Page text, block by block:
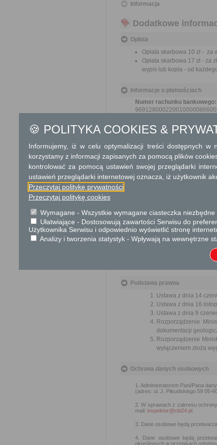
Informacja
Dodatkowe
Opłata
Opłata skarbowa 10 zł -
Opłata skarbowa 17 zł -
wypis lub kopia - od
Informacje o płatnościach
Numer rachunku bankowego:
Powiat Grójecki
Tryb odwoławczy
Odwołanie wnosi się do
za pośrednictwem organu,
jego nadania w polskiej
Przedmiotem skargi może
ich pracowników, naruszenie
spraw.
Przedmiotem wniosku
usprawnienie pracy i
Organ właściwy dla
Podstawa prawna
Ustawa z dnia 14
Ustawa z dnia 16
Ustawa z dnia 9
Rozporządzenie
dokumentacji
Rozporządzenie
wyłączeniem złoża
Ochrona danych osobowych
1. Administratorem Pani/Pana
(adres: ul. J. Piłsudskiego 59 05-
2. W sprawach z zakresu
mail: inspektor@cbi24.pl
3. Dane osobowe będą
4. Dane osobowe będą
określonych w przepisach
🍪 POLITYKA COOKIES &
Informujemy, iż w celu optymalizacji treści dostępnych w
korzystamy z informacji zapisanych za pomocą plików
kontrolować za pomocą ustawień swojej przeglądarki
ustawień przeglądarki internetowej oznacza, iż użytkownik
Przeczytaj politykę prywatności
Przeczytaj politykę cookies
Wymagane - Wszystkie wymagane ciasteczka
Ułatwiające - Dostosowują zawartości Serwisu do
Użytkownika Serwisu i odpowiednio wyświetlić stronę
Analizy i tworzenia statystyk - Wpływają na wewnętrzne